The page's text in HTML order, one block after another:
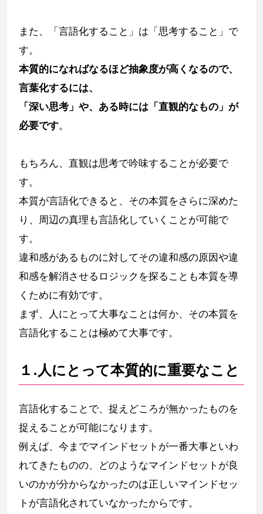
また、「言語化すること」は「思考すること」で
す。
本質的になればなるほど抽象度が高くなるので、
言葉化するには、
「深い思考」や、ある時には「直観的なもの」が
必要です。
もちろん、直観は思考で吟味することが必要で
す。
本質が言語化できると、その本質をさらに深めた
り、周辺の真理も言語化していくことが可能で
す。
違和感があるものに対してその違和感の原因や違
和感を解消させるロジックを探ることも本質を導
くために有効です。
まず、人にとって大事なことは何か、その本質を
言語化することは極めて大事です。
１.人にとって本質的に重要なこと
言語化することで、捉えどころが無かったものを
捉えることが可能になります。
例えば、今までマインドセットが一番大事といわ
れてきたものの、どのようなマインドセットが良
いのかが分からなかったのは正しいマインドセッ
トが言語化されていなかったからです。